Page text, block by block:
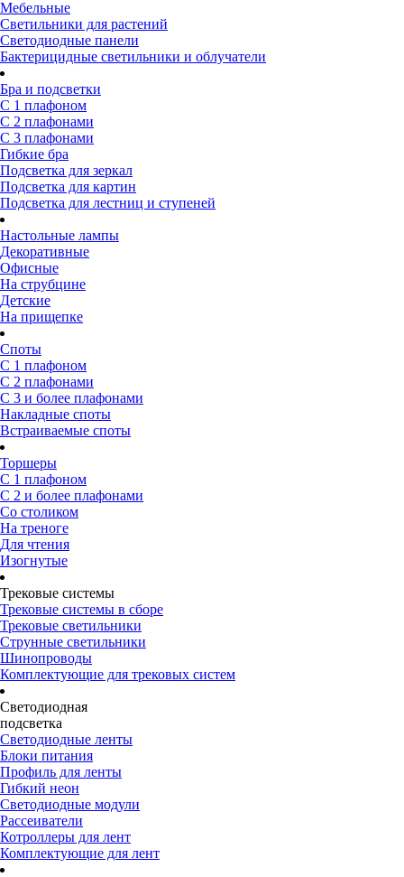
Мебельные
Светильники для растений
Светодиодные панели
Бактерицидные светильники и облучатели
Бра и подсветки
С 1 плафоном
С 2 плафонами
С 3 плафонами
Гибкие бра
Подсветка для зеркал
Подсветка для картин
Подсветка для лестниц и ступеней
Настольные лампы
Декоративные
Офисные
На струбцине
Детские
На прищепке
Споты
С 1 плафоном
С 2 плафонами
С 3 и более плафонами
Накладные споты
Встраиваемые споты
Торшеры
С 1 плафоном
С 2 и более плафонами
Со столиком
На треноге
Для чтения
Изогнутые
Трековые системы
Трековые системы в сборе
Трековые светильники
Струнные светильники
Шинопроводы
Комплектующие для трековых систем
Светодиодная
подсветка
Светодиодные ленты
Блоки питания
Профиль для ленты
Гибкий неон
Светодиодные модули
Рассеиватели
Котроллеры для лент
Комплектующие для лент